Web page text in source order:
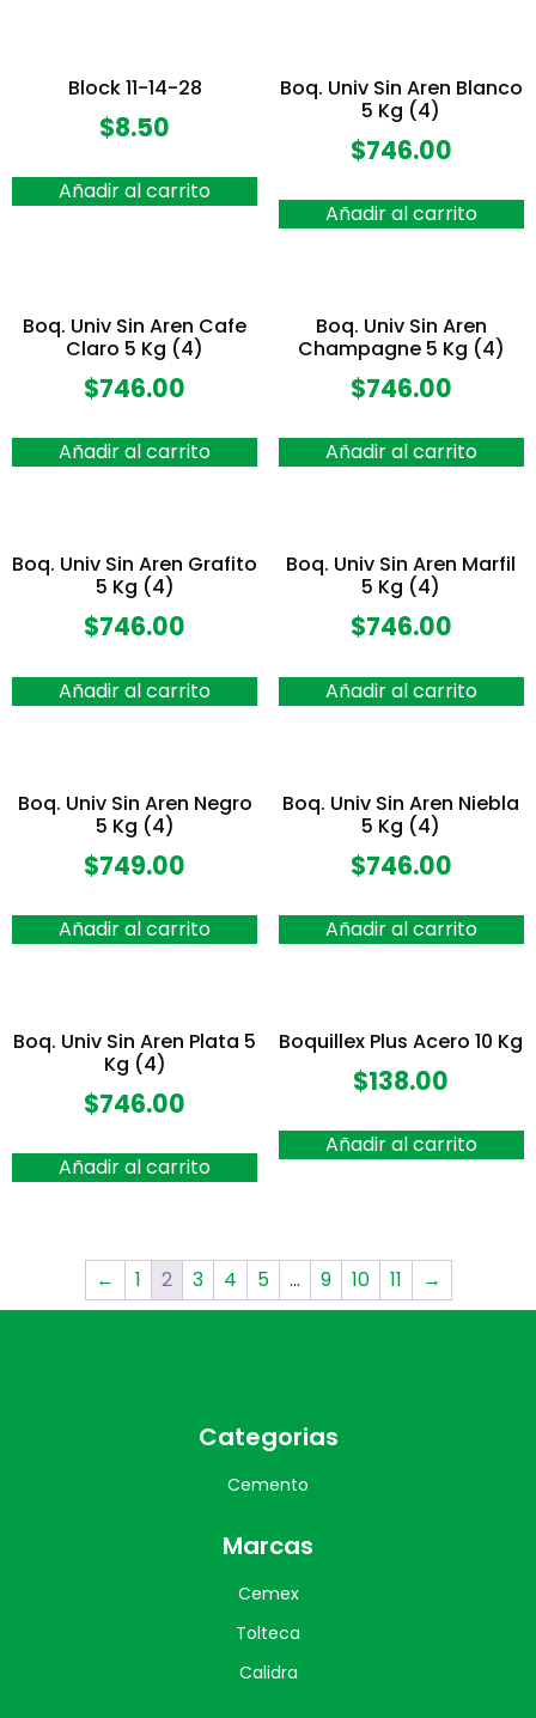
Block 11-14-28
$8.50
Añadir al carrito
Boq. Univ Sin Aren Blanco
5 Kg (4)
$746.00
Añadir al carrito
Boq. Univ Sin Aren Cafe
Claro 5 Kg (4)
$746.00
Añadir al carrito
Boq. Univ Sin Aren
Champagne 5 Kg (4)
$746.00
Añadir al carrito
Boq. Univ Sin Aren Grafito
5 Kg (4)
$746.00
Añadir al carrito
Boq. Univ Sin Aren Marfil
5 Kg (4)
$746.00
Añadir al carrito
Boq. Univ Sin Aren Negro
5 Kg (4)
$749.00
Añadir al carrito
Boq. Univ Sin Aren Niebla
5 Kg (4)
$746.00
Añadir al carrito
Boq. Univ Sin Aren Plata 5
Kg (4)
$746.00
Añadir al carrito
Boquillex Plus Acero 10 Kg
$138.00
Añadir al carrito
← 1 2 3 4 5 … 9 10 11 →
Categorias
Cemento
Marcas
Cemex
Tolteca
Calidra